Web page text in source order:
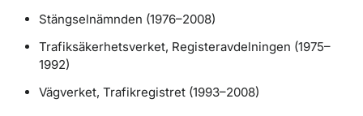
Stängselnämnden (1976–2008)
Trafiksäkerhetsverket, Registeravdelningen (1975–
1992)
Vägverket, Trafikregistret (1993–2008)